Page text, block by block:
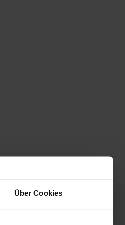
Über Cookies